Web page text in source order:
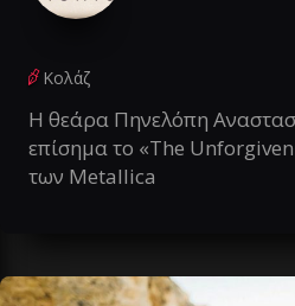
Κολάζ
Η θεάρα Πηνελόπη
επίσημα το «The Unforgiven
των Metallica